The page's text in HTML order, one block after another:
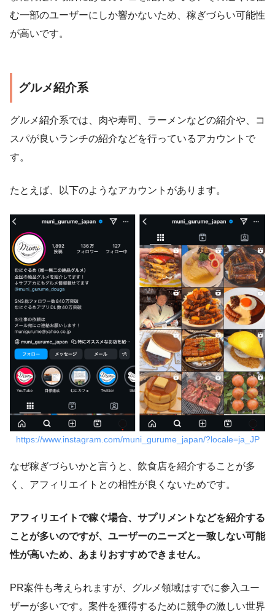
む一部のユーザーにしか響かないため、稼ぎづらい可能性
が高いです。
グルメ紹介系
グルメ紹介系では、肉や寿司、ラーメンなどの紹介や、コ
スパが良いランチの紹介などを行っているアカウントで
す。
たとえば、以下のようなアカウントがあります。
https://www.instagram.com/muni_gurume_japan/?locale=ja_JP
なぜ稼ぎづらいかと言うと、飲食店を紹介することが多
く、アフィリエイトとの相性が良くないためです。
アフィリエイトで稼ぐ場合、サプリメントなどを紹介する
ことが多いのですが、ユーザーのニーズと一致しない可能
性が高いため、あまりおすすめできません。
PR案件も考えられますが、グルメ領域はすでに参入ユー
ザーが多いです。案件を獲得するために競争の激しい世界